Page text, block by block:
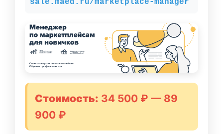
sale.maed.ru/marketplace-manager
Стоимость: 34 500 ₽ — 89
900 ₽